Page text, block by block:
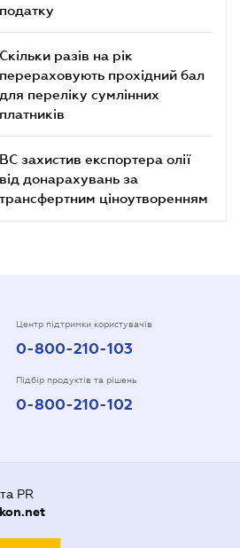
податку
Скільки разів на рік
перераховують прохідний бал
для переліку сумлінних
платників
ВС захистив експортера олії
від донарахувань за
трансфертним ціноутворенням
Центр підтримки користувачів
0-800-210-103
Підбір продуктів та рішень
0-800-210-102
PR